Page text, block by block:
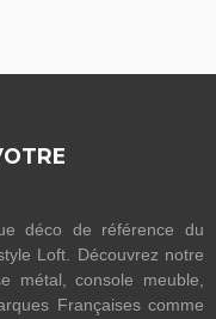
déco de référence du
Loft. Découvrez notre
métal, console meuble,
Françaises comme